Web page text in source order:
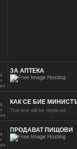
ЗА АПТЕКА
КАК СЕ БИЕ
This text will be replaced
ПРОДАВАТ ПИЩОВИ